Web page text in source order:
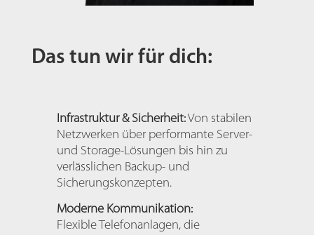
Das tun wir für dich:
Infrastruktur & Sicherheit:Von stabilen
Netzwerken über performante Server-
und Storage-Lösungen bis hin zu
verlässlichen Backup- und
Sicherungskonzepten.
Moderne Kommunikation:
Flexible Telefonanlagen, die